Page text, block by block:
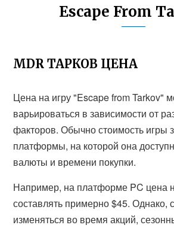
Escape From
MDR ТАРКОВ ЦЕНА
Цена на игру "Escape from Tarkov"
варьироваться в зависимости от
факторов. Обычно стоимость игры
платформы, на которой она
валюты и времени покупки.
Например, на платформе PC цена
составлять примерно $45. Однако,
изменяться во время акций,